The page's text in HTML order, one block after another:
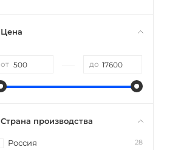
Цена
от до
Страна производства
Россия 28